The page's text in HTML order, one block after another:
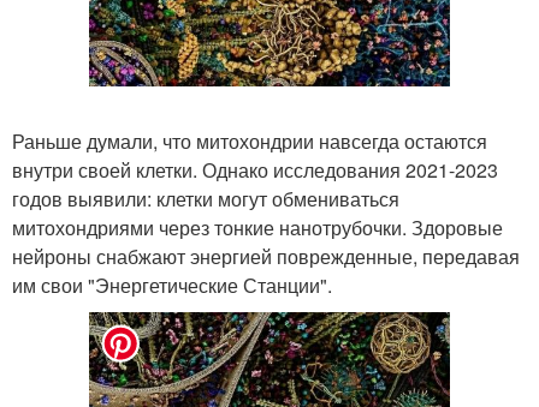
Раньше думали, что митохондрии навсегда остаются
внутри своей клетки. Однако исследования 2021-2023
годов выявили: клетки могут обмениваться
митохондриями через тонкие нанотрубочки. Здоровые
нейроны снабжают энергией поврежденные, передавая
им свои "Энергетические Станции".